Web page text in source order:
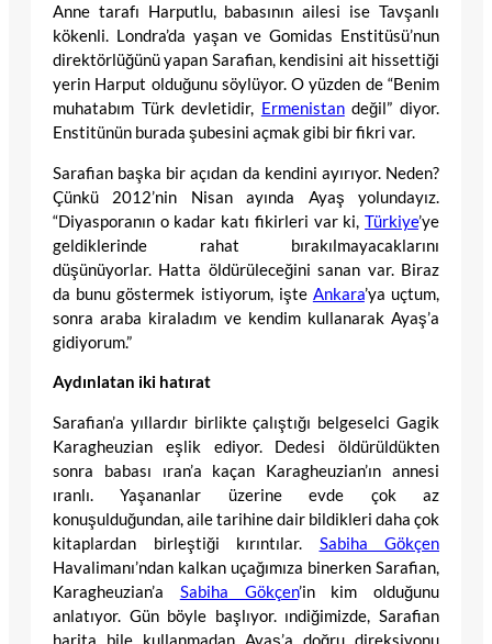
Anne tarafı Harputlu, babasının ailesi ise Tavşanlı
kökenli. Londra’da yaşan ve Gomidas Enstitüsü’nun
direktörlüğünü yapan Sarafian, kendisini ait hissettiği
yerin Harput olduğunu söylüyor. O yüzden de “Benim
muhatabım Türk devletidir, Ermenistandeğil” diyor.
Enstitünün burada şubesini açmak gibi bir fikri var.
Sarafian başka bir açıdan da kendini ayırıyor. Neden?
Çünkü 2012’nin Nisan ayında Ayaş yolundayız.
“Diyasporanın o kadar katı fikirleri var ki, Türkiye’ye
geldiklerinde rahat bırakılmayacaklarını
düşünüyorlar. Hatta öldürüleceğini sanan var. Biraz
da bunu göstermek istiyorum, işte Ankara’ya uçtum,
sonra araba kiraladım ve kendim kullanarak Ayaş’a
gidiyorum.”
Aydınlatan iki hatırat
Sarafian’a yıllardır birlikte çalıştığı belgeselci Gagik
Karagheuzian eşlik ediyor. Dedesi öldürüldükten
sonra babası ıran’a kaçan Karagheuzian’ın annesi
ıranlı. Yaşananlar üzerine evde çok az
konuşulduğundan, aile tarihine dair bildikleri daha çok
kitaplardan birleştiği kırıntılar. Sabiha Gökçen
Havalimanı’ndan kalkan uçağımıza binerken Sarafian,
Karagheuzian’a Sabiha Gökçen’in kim olduğunu
anlatıyor. Gün böyle başlıyor. ındiğimizde, Sarafian
harita bile kullanmadan Ayaş’a doğru direksiyonu